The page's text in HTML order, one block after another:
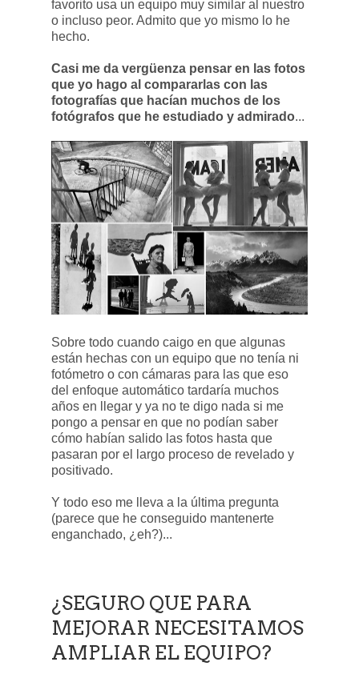
favorito usa un equipo muy similar al nuestro
o incluso peor. Admito que yo mismo lo he
hecho.
Casi me da vergüenza pensar en las fotos
que yo hago al compararlas con las
fotografías que hacían muchos de los
fotógrafos que he estudiado y admirado...
Sobre todo cuando caigo en que algunas
están hechas con un equipo que no tenía ni
fotómetro o con cámaras para las que eso
del enfoque automático tardaría muchos
años en llegar y ya no te digo nada si me
pongo a pensar en que no podían saber
cómo habían salido las fotos hasta que
pasaran por el largo proceso de revelado y
positivado.
Y todo eso me lleva a la última pregunta
(parece que he conseguido mantenerte
enganchado, ¿eh?)...
¿SEGURO QUE PARA
MEJORAR NECESITAMOS
AMPLIAR EL EQUIPO?